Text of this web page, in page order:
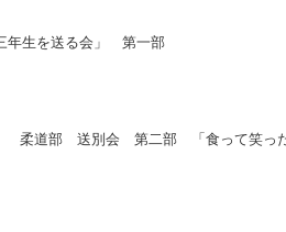
年生を送る会」 第一部
柔道部 送別会 第二部 「食って笑った